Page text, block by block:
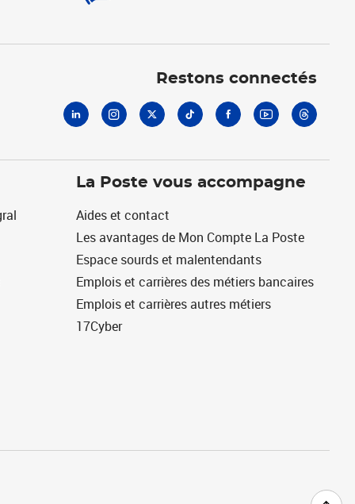
Restons connectés
La Poste vous accompagne
Aides et contact
Les avantages de Mon Compte La Poste
Espace sourds et malentendants
Emplois et carrières des métiers bancaires
Emplois et carrières autres métiers
17Cyber